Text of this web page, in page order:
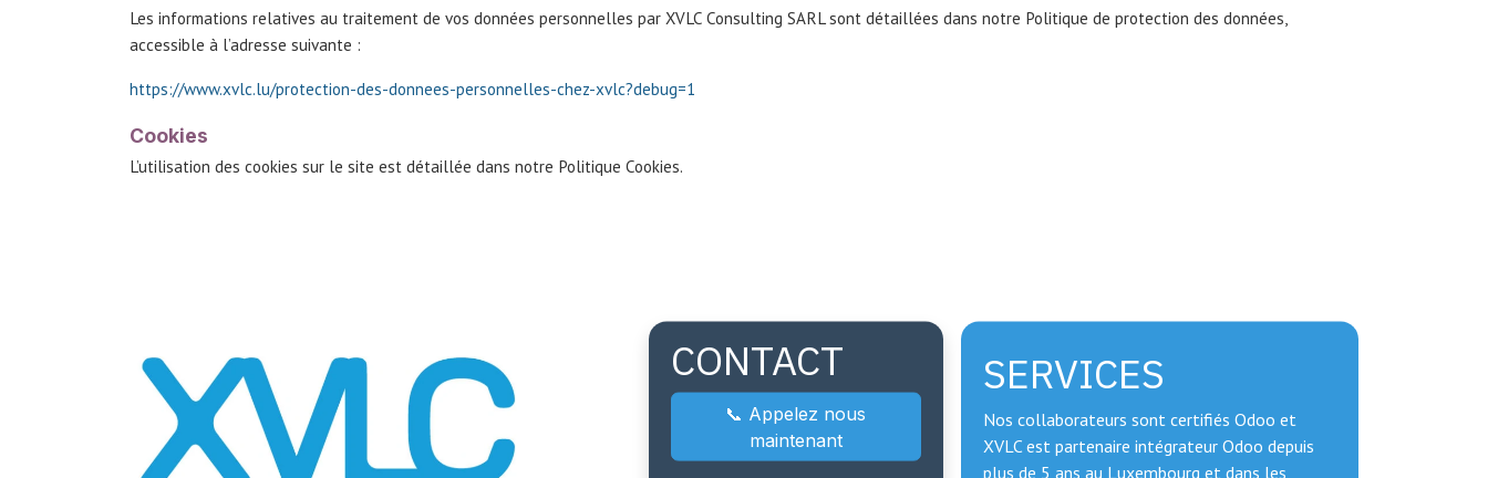
Les informations relatives au traitement de vos données personnelles par XVLC Consulting SARL sont détaillées dans notre Politique de protection des données,
accessible à l’adresse suivante :
https://www.xvlc.lu/protection-des-donnees-personnelles-chez-xvlc?debug=1
Cookies
L’utilisation des cookies sur le site est détaillée dans notre Politique Cookies.
CONTACT
📞 Appelez nous
maintenant
SERVICES
Nos collaborateurs sont certifiés Odoo et
XVLC est partenaire intégrateur Odoo depuis
plus de 5 ans au Luxembourg et dans les